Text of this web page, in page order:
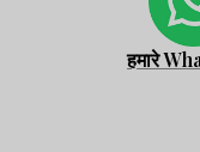
हमारे